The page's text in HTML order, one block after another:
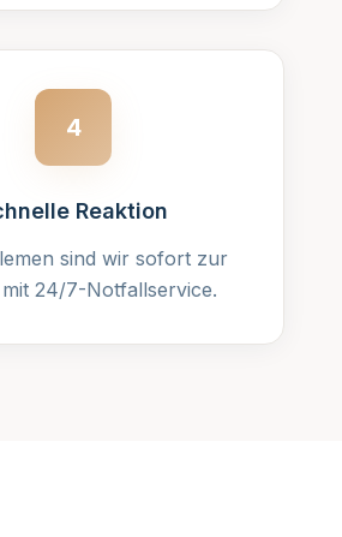
4
Reaktion
sind wir sofort zur
mit 24/7-Notfallservice.